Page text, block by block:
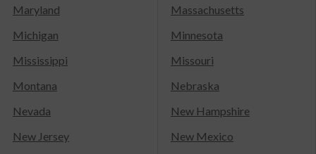
Maryland
Massachusetts
Michigan
Minnesota
Mississippi
Missouri
Montana
Nebraska
Nevada
New Hampshire
New Jersey
New Mexico